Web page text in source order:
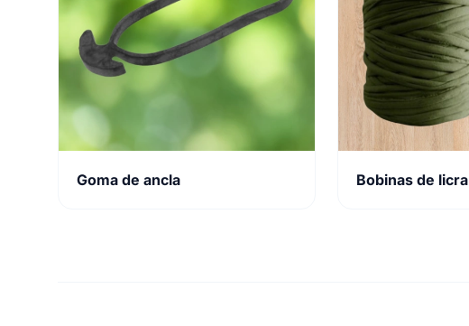
Goma de ancla Bobinas de licra